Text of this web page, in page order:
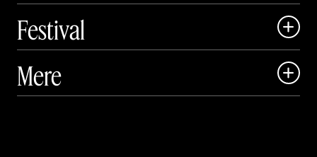
Festival

 Art Matter Festival
Mere 